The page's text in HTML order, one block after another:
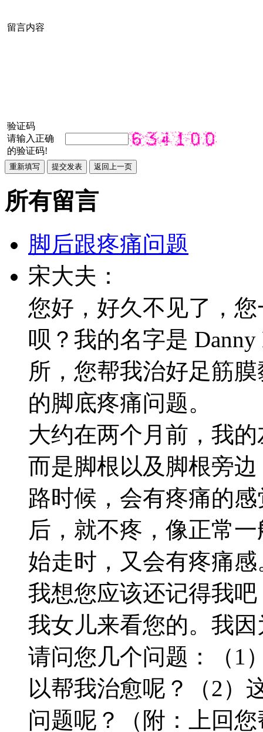
留言内容
验证码
请输入正确
的验证码!
所有留言
脚后跟疼痛问题
宋大夫：
您好，好久不见了，
呗？我的名字是
所，您帮我治好足筋
的脚底疼痛问题。
大约在两个月前，我
而是脚根以及脚根旁
路时候，会有疼痛的
后，就不疼，像正常
始走时，又会有疼痛感
我想您应该还记得我
我女儿来看您的。我
请问您几个问题：（1
以帮我治愈呢？（2）
问题呢？（附：上回